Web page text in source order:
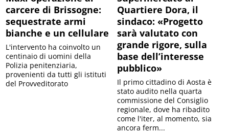
carcere di Brissogne:
sequestrate armi
bianche e un cellulare
L'intervento ha coinvolto un
centinaio di uomini della
Polizia penitenziaria,
provenienti da tutti gli istituti
del Provveditorato
Quartiere Dora, il
sindaco: «Progetto
sarà valutato con
grande rigore, sulla
base dell’interesse
pubblico»
Il primo cittadino di Aosta è
stato audito nella quarta
commissione del Consiglio
regionale, dove ha ribadito
come l'iter, al momento, sia
ancora ferm...